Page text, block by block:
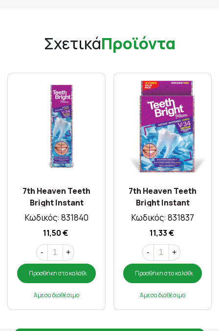
ΣχετικάΠροϊόντα
7th Heaven Teeth
Bright Instant
Whitening Serum 30ml
Κωδικός: 831840
11,50 €
- +
Προσθήκη στο καλάθι
Άμεσα διαθέσιμο
7th Heaven Teeth
Bright Instant
Whitening Strips X 14
Κωδικός: 831837
11,33 €
- +
Προσθήκη στο καλάθι
Άμεσα διαθέσιμο